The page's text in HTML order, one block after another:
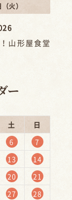
火）
山形屋食堂
土
日
6
7
13
14
20
21
27
28